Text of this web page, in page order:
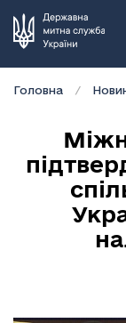
Головна